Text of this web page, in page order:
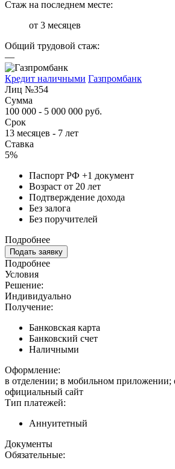
Стаж на последнем месте:
от 3 месяцев
Общий трудовой стаж:
—
Кредит наличными Газпромбанк
Лиц №354
Сумма
100 000 - 5 000 000 руб.
Срок
13 месяцев - 7 лет
Ставка
5%
Паспорт РФ +1 документ
Возраст от 20 лет
Подтверждение дохода
Без залога
Без поручителей
Подробнее
Подать заявку
Подробнее
Условия
Решение:
Индивидуально
Получение:
Банковская карта
Банковский счет
Наличными
Оформление:
в отделении; в мобильном приложении;
официальный сайт
Тип платежей:
Аннуитетный
Документы
Обязательные: